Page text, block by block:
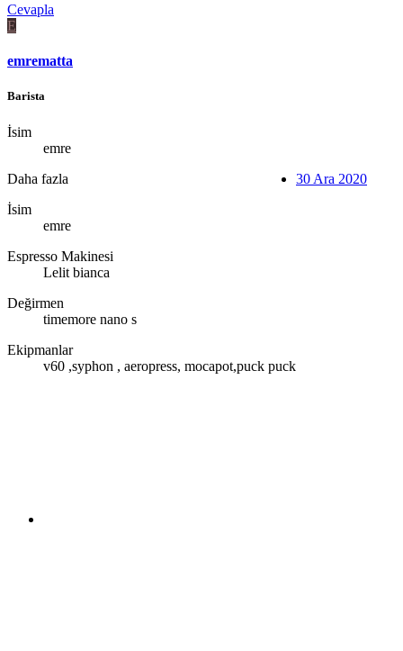
Cevapla
E
emrematta
Barista
İsim
emre
Daha fazla
İsim
emre
Espresso Makinesi
Lelit bianca
Değirmen
timemore nano s
Ekipmanlar
v60 ,syphon , aeropress, mocapot,puck puck
30 Ara 2020